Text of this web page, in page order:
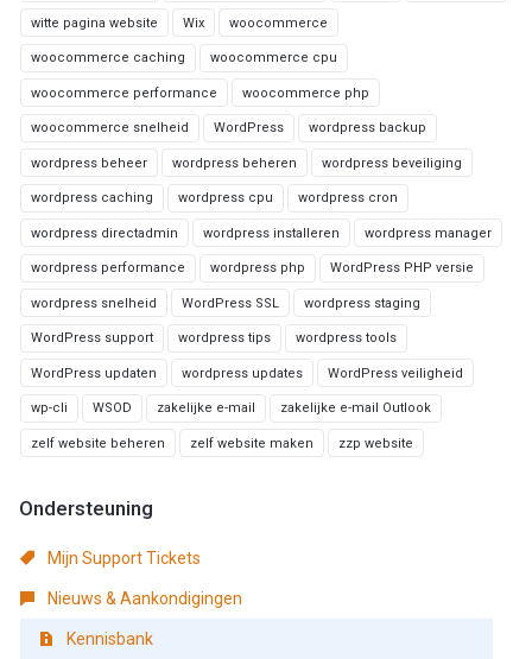
witte pagina website Wix woocommerce
woocommerce caching woocommerce cpu
woocommerce performance woocommerce php
woocommerce snelheid WordPress wordpress backup
wordpress beheer wordpress beheren wordpress beveiliging
wordpress caching wordpress cpu wordpress cron
wordpress directadmin wordpress installeren wordpress manager
wordpress performance wordpress php WordPress PHP versie
wordpress snelheid WordPress SSL wordpress staging
WordPress support wordpress tips wordpress tools
WordPress updaten wordpress updates WordPress veiligheid
wp-cli WSOD zakelijke e-mail zakelijke e-mail Outlook
zelf website beheren zelf website maken zzp website
Ondersteuning
Mijn Support Tickets
Nieuws & Aankondigingen
Kennisbank